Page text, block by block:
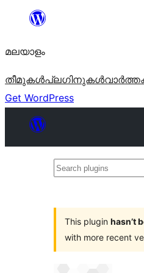
ഉള്ളടക്കത്തിലേക്ക്
മലയാളം
തീമുകൾപ്ലഗിനുകൾ
Get WordPress
Search
This plugin hasn’t
with more recent